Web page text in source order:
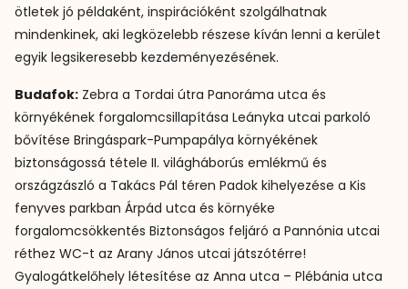
ötletek jó példaként, inspirációként szolgálhatnak
mindenkinek, aki legközelebb részese kíván lenni a kerület
egyik legsikeresebb kezdeményezésének.
Budafok: Zebra a Tordai útra Panoráma utca és
környékének forgalomcsillapítása Leányka utcai parkoló
bővítése Bringáspark-Pumpapálya környékének
biztonságossá tétele II. világháborús emlékmű és
országzászló a Takács Pál téren Padok kihelyezése a Kis
fenyves parkban Árpád utca és környéke
forgalomcsökkentés Biztonságos feljáró a Pannónia utcai
réthez WC-t az Arany János utcai játszótérre!
Gyalogátkelőhely létesítése az Anna utca – Plébánia utca